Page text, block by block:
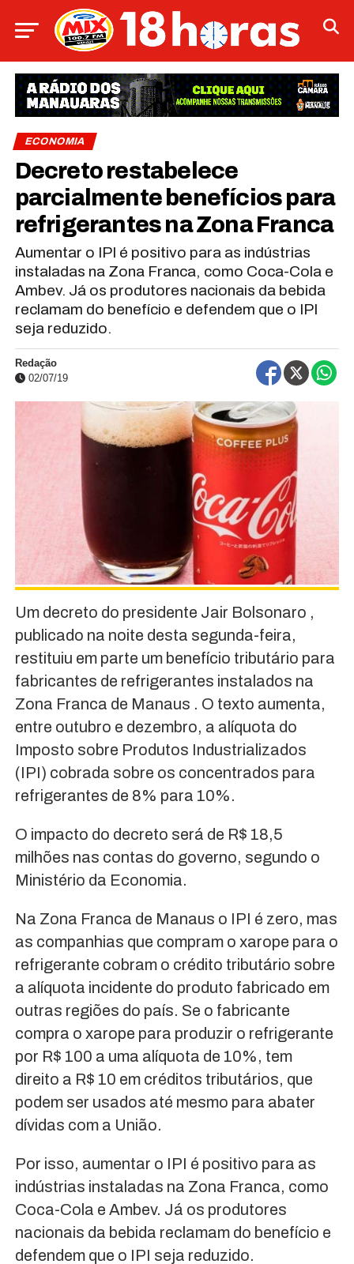
ECONOMIA
Decreto restabelece
parcialmente benefícios para
refrigerantes na Zona Franca
Aumentar o IPI é positivo para as indústrias
instaladas na Zona Franca, como Coca-Cola e
Ambev. Já os produtores nacionais da bebida
reclamam do benefício e defendem que o IPI
seja reduzido.
Redação
02/07/19
Um decreto do presidente Jair Bolsonaro ,
publicado na noite desta segunda-feira,
restituiu em parte um benefício tributário para
fabricantes de refrigerantes instalados na
Zona Franca de Manaus . O texto aumenta,
entre outubro e dezembro, a alíquota do
Imposto sobre Produtos Industrializados
(IPI) cobrada sobre os concentrados para
refrigerantes de 8% para 10%.
O impacto do decreto será de R$ 18,5
milhões nas contas do governo, segundo o
Ministério da Economia.
Na Zona Franca de Manaus o IPI é zero, mas
as companhias que compram o xarope para o
refrigerante cobram o crédito tributário sobre
a alíquota incidente do produto fabricado em
outras regiões do país. Se o fabricante
compra o xarope para produzir o refrigerante
por R$ 100 a uma alíquota de 10%, tem
direito a R$ 10 em créditos tributários, que
podem ser usados até mesmo para abater
dívidas com a União.
Por isso, aumentar o IPI é positivo para as
indústrias instaladas na Zona Franca, como
Coca-Cola e Ambev. Já os produtores
nacionais da bebida reclamam do benefício e
defendem que o IPI seja reduzido.